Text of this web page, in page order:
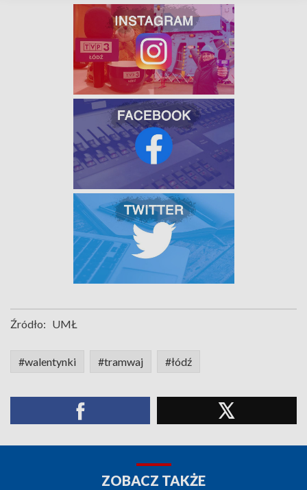
Źródło: UMŁ
#walentynki #tramwaj #łódź
ZOBACZ TAKŻE